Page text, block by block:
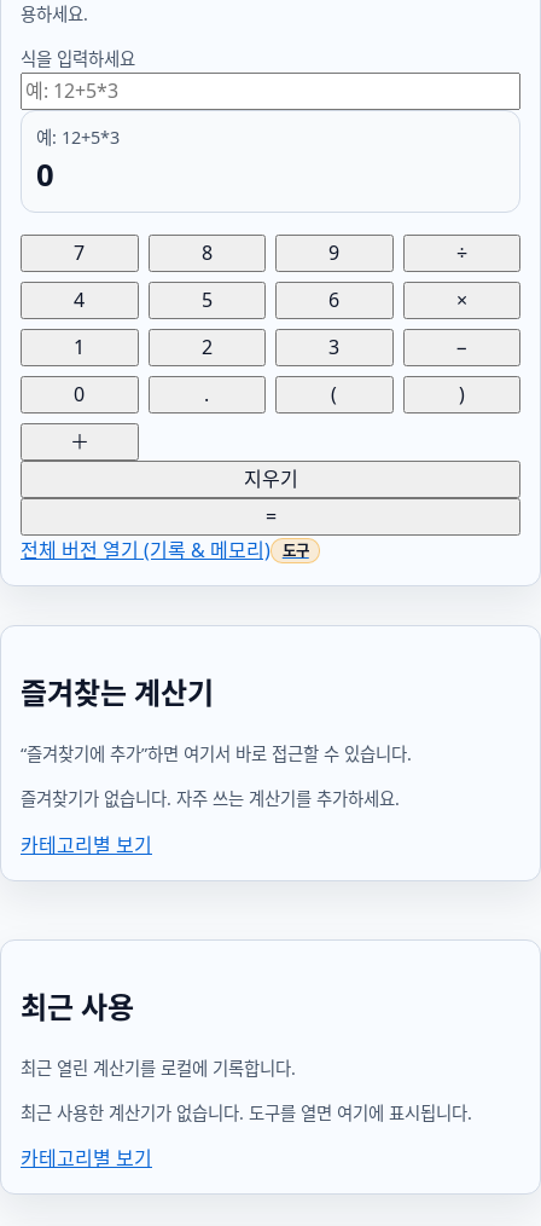
용하세요.
식을 입력하세요
예: 12+5*3
0
7 8 9
÷
4
5 6
×
1
2 3
−
0
. (
)
＋
지우기
=
전체 버전 열기 (기록 & 메모리)
즐겨찾는 계산기
“즐겨찾기에 추가”하면 여기서 바로 접근할 수 있습니다.
즐겨찾기가 없습니다. 자주 쓰는 계산기를 추가하세요.
카테고리별 보기
최근 사용
최근 열린 계산기를 로컬에 기록합니다.
최근 사용한 계산기가 없습니다. 도구를 열면 여기에 표시됩니다.
카테고리별 보기